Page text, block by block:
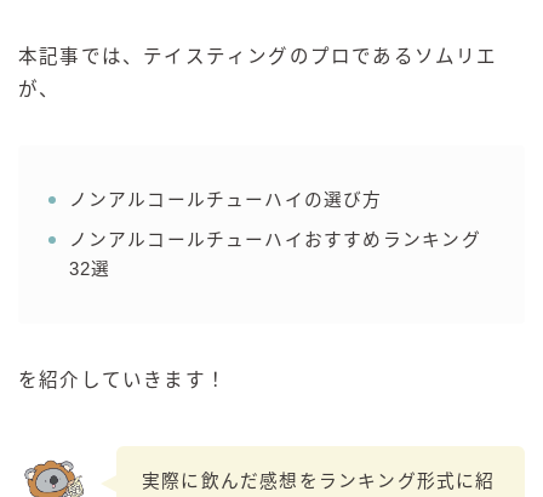
GREEN1/2（グリーンハーフ）
クリアクーラー
サッポロ
本記事では、テイスティングのプロであるソムリエ
が、
ノンアルコールチューハイの選び方
ノンアルコールチューハイおすすめランキング
32選
を紹介していきます！
実際に飲んだ感想をランキング形式に紹